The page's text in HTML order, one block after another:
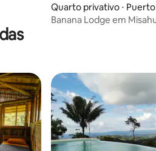
Quarto privativo ⋅ Puerto
huallí
Banana Lodge em